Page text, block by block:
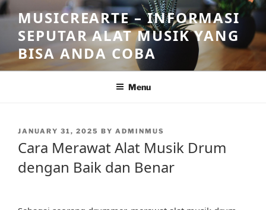
Skip
to
content
MUSICREARTE – INFORMASI
SEPUTAR ALAT MUSIK YANG
BISA ANDA COBA
Menu
POSTED
JANUARY 31, 2025 BY ADMINMUS
Cara Merawat Alat Musik Drum
dengan Baik dan Benar